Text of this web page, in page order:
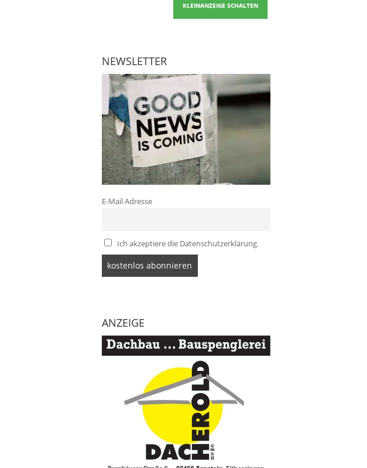
KLEINANZEIGE SCHALTEN
NEWSLETTER
E-Mail Adresse
Ich akzeptiere die Datenschutzerklärung.
ANZEIGE